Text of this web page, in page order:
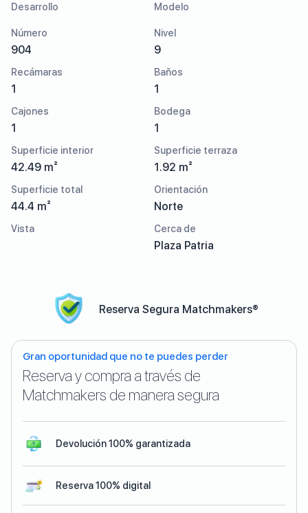
Desarrollo Modelo
Número
904
Nivel
9
Recámaras
1
Baños
1
Cajones
1
Bodega
1
Superficie interior
42.49 m²
Superficie terraza
1.92 m²
Superficie total
44.4 m²
Orientación
Norte
Vista Cerca de
Plaza Patria
Reserva Segura Matchmakers®
Gran oportunidad que no te puedes perder
Reserva y compra a través de
Matchmakers de manera segura
Devolución 100% garantizada
Reserva 100% digital